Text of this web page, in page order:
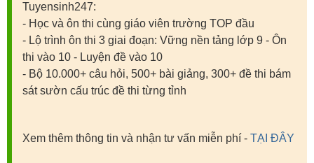
Tuyensinh247:
- Học và ôn thi cùng giáo viên trường TOP đầu
- Lộ trình ôn thi 3 giai đoạn: Vững nền tảng lớp 9 - Ôn
thi vào 10 - Luyện đề vào 10
- Bộ 10.000+ câu hỏi, 500+ bài giảng, 300+ đề thi bám
sát sườn cấu trúc đề thi từng tỉnh
Xem thêm thông tin và nhận tư vấn miễn phí - TẠI ĐÂY